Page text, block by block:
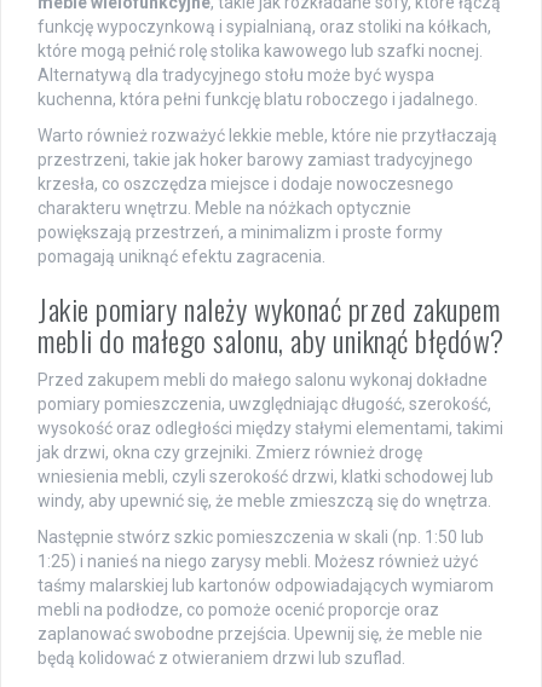
funkcję wypoczynkową i sypialnianą, oraz stoliki na kółkach,
które mogą pełnić rolę stolika kawowego lub szafki nocnej.
Alternatywą dla tradycyjnego stołu może być wyspa
kuchenna, która pełni funkcję blatu roboczego i jadalnego.
Warto również rozważyć lekkie meble, które nie przytłaczają
przestrzeni, takie jak hoker barowy zamiast tradycyjnego
krzesła, co oszczędza miejsce i dodaje nowoczesnego
charakteru wnętrzu. Meble na nóżkach optycznie
powiększają przestrzeń, a minimalizm i proste formy
pomagają uniknąć efektu zagracenia.
Jakie pomiary należy wykonać przed zakupem
mebli do małego salonu, aby uniknąć błędów?
Przed zakupem mebli do małego salonu wykonaj dokładne
pomiary pomieszczenia, uwzględniając długość, szerokość,
wysokość oraz odległości między stałymi elementami, takimi
jak drzwi, okna czy grzejniki. Zmierz również drogę
wniesienia mebli, czyli szerokość drzwi, klatki schodowej lub
windy, aby upewnić się, że meble zmieszczą się do wnętrza.
Następnie stwórz szkic pomieszczenia w skali (np. 1:50 lub
1:25) i nanieś na niego zarysy mebli. Możesz również użyć
taśmy malarskiej lub kartonów odpowiadających wymiarom
mebli na podłodze, co pomoże ocenić proporcje oraz
zaplanować swobodne przejścia. Upewnij się, że meble nie
będą kolidować z otwieraniem drzwi lub szuflad.